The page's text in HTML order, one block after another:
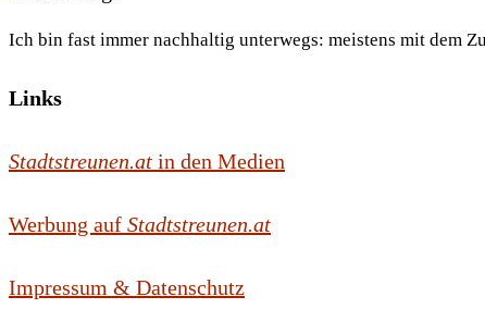
Ich bin fast immer nachhaltig unterwegs: meistens mit dem
Links
Stadtstreunen.at in den Medien
Werbung auf Stadtstreunen.at
Impressum & Datenschutz